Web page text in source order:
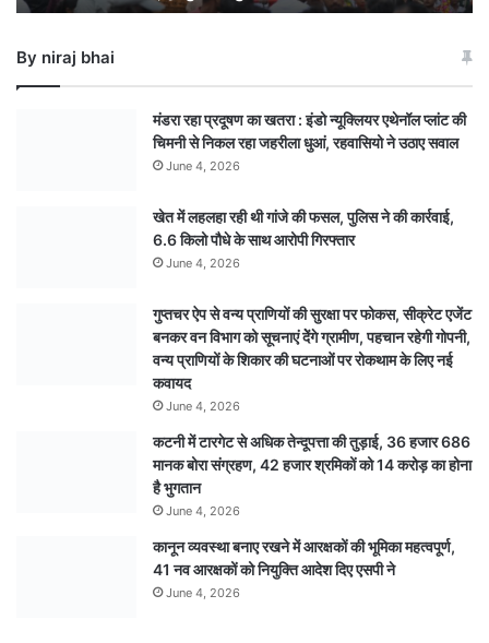
बचाने
संकल्प
By niraj bhai
मंडरा रहा प्रदूषण का खतरा : इंडो न्यूक्लियर एथेनॉल प्लांट की
चिमनी से निकल रहा जहरीला धुआं, रहवासियो ने उठाए सवाल
June 4, 2026
खेत में लहलहा रही थी गांजे की फसल, पुलिस ने की कार्रवाई,
6.6 किलो पौधे के साथ आरोपी गिरफ्तार
June 4, 2026
गुप्तचर ऐप से वन्य प्राणियों की सुरक्षा पर फोकस, सीक्रेट एजेंट
बनकर वन विभाग को सूचनाएं देेंगे ग्रामीण, पहचान रहेगी गोपनी,
वन्य प्राणियों के शिकार की घटनाओं पर रोकथाम के लिए नई
कवायद
June 4, 2026
कटनी में टारगेट से अधिक तेन्दूपत्ता की तुड़ाई, 36 हजार 686
मानक बोरा संग्रहण, 42 हजार श्रमिकों को 14 करोड़ का होना
है भुगतान
June 4, 2026
कानून व्यवस्था बनाए रखने में आरक्षकों की भूमिका महत्वपूर्ण,
41 नव आरक्षकों को नियुक्ति आदेश दिए एसपी ने
June 4, 2026